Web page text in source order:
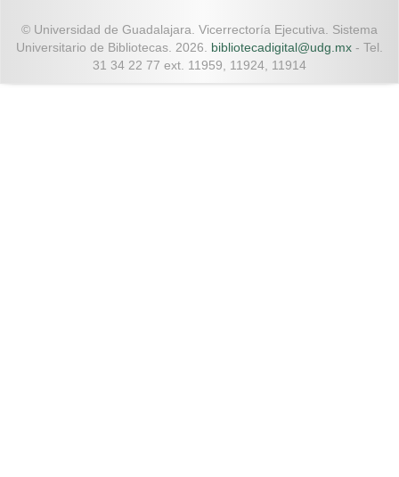
© Universidad de Guadalajara. Vicerrectoría Ejecutiva. Sistema
Universitario de Bibliotecas. 2026. bibliotecadigital@udg.mx - Tel.
31 34 22 77 ext. 11959, 11924, 11914